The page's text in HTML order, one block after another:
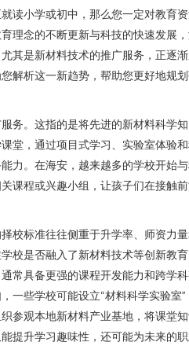
读小学或初中，那么您一定对教育
理念的不断更新与科技的快速发展
其是新材料技术的推广服务，正逐
解析这一新趋势，帮助您更好地规
务。这指的是将先进的新材料科学知
堂，通过项目式学习、实验室体验
力。在海安，越来越多的学校开始
课程或兴趣小组，让孩子们在接触
校标准往往侧重于升学率、师资力
校是否融入了新材料技术等创新教
常具备更强的课程开发能力和跨学
一些学校可能设立“材料科学实验室”
参观本地新材料产业基地，将课堂
提升学习趣味性，还可能为未来的